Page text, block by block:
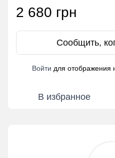
2 680 грн
Сообщить,
Войти для отображения
В избранное